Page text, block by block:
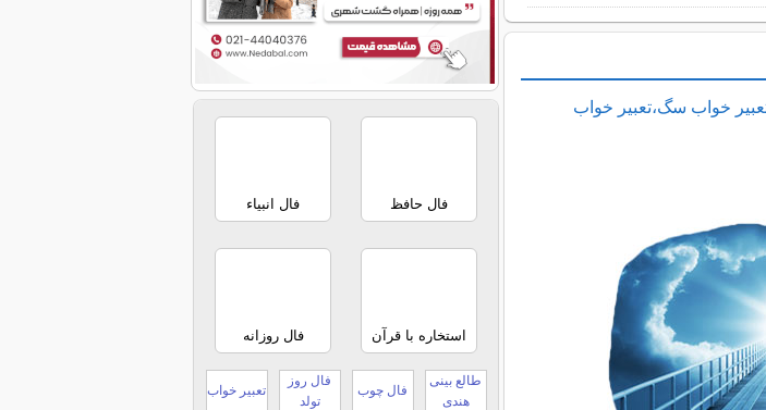
خواب سگ،تعبیر خواب
فال حافظ فال انبیاء
استخاره با قرآن فال روزانه
طالع بینی
هندی
فال چوب
فال روز
تولد
تعبیر خواب